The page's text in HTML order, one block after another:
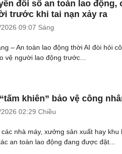
đổi số an toàn lao động,
trước khi tai nạn xảy ra
09:07 Sáng
– An toàn lao động thời AI đòi hỏi
vệ người lao động trước...
khiên” bảo vệ công
02:29 Chiều
nhà máy, xưởng sản xuất hay khu
an toàn lao động đang được đặt...